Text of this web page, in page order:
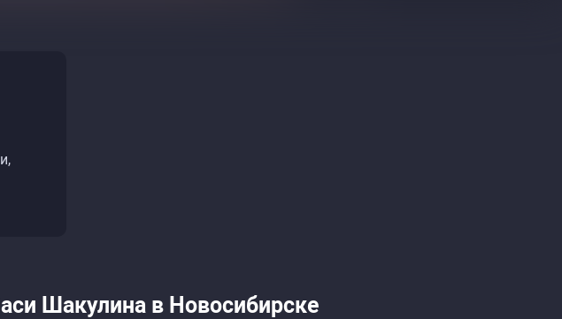
Шакулина в Новосибирске